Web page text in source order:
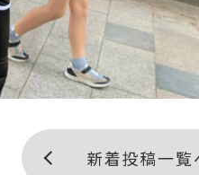
新着投稿一覧